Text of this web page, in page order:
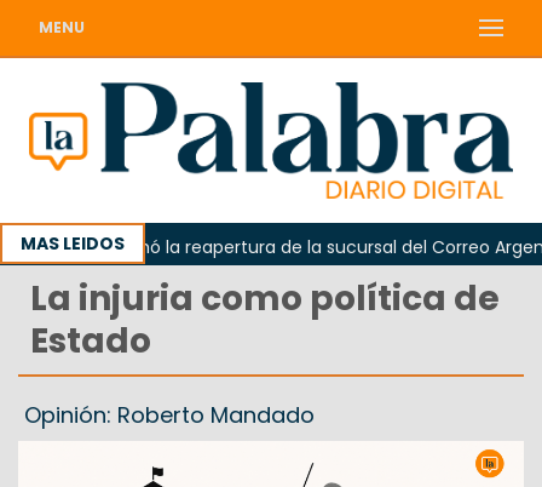
MENU
MAS LEIDOS
reclamó la reapertura de la sucursal del Correo Argentino
La injuria como política de
Estado
Opinión: Roberto Mandado